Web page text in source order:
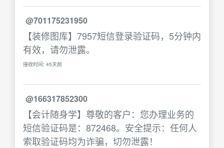
@701175231950
【装修图库】7957短信登录验证码，5分钟内
有效，请勿泄露。
接收时间: 45天前
@166317852300
【会计随身学】尊敬的客户：您办理业务的
短信验证码是：872468。安全提示：任何人
索取验证码均为诈骗，切勿泄露！